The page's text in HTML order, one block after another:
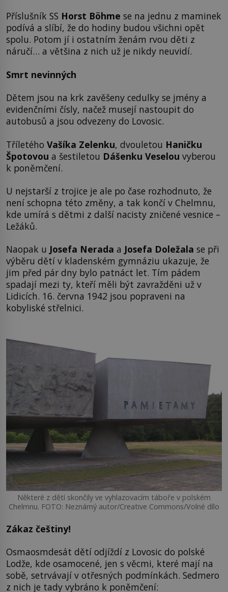
Příslušník SS Horst Böhme se na jednu z maminek
podívá a slíbí, že do hodiny budou všichni opět
spolu. Potom jí i ostatním ženám rvou děti z
náručí… a většina z nich už je nikdy neuvidí.
Smrt nevinných
Dětem jsou na krk zavěšeny cedulky se jmény a
evidenčními čísly, načež musejí nastoupit do
autobusů a jsou odvezeny do Lovosic.
Tříletého Vašíka Zelenku, dvouletou Haničku
Špotovou a šestiletou Dášenku Veselou vyberou
k poněmčení.
U nejstarší z trojice je ale po čase rozhodnuto, že
není schopna této změny, a tak končí v Chelmnu,
kde umírá s dětmi z další nacisty zničené vesnice –
Ležáků.
Naopak u Josefa Nerada a Josefa Doležala se při
výběru dětí v kladenském gymnáziu ukazuje, že
jim před pár dny bylo patnáct let. Tím pádem
spadají mezi ty, kteří měli být zavražděni už v
Lidicích. 16. června 1942 jsou popraveni na
kobyliské střelnici.
Některé z dětí skončily ve vyhlazovacím táboře v polském
Chelmnu. FOTO: Neznámý autor/Creative Commons/Volné dílo
Zákaz češtiny!
Osmaosmdesát dětí odjíždí z Lovosic do polské
Lodže, kde osamocené, jen s věcmi, které mají na
sobě, setrvávají v otřesných podmínkách. Sedmero
z nich je tady vybráno k poněmčení: